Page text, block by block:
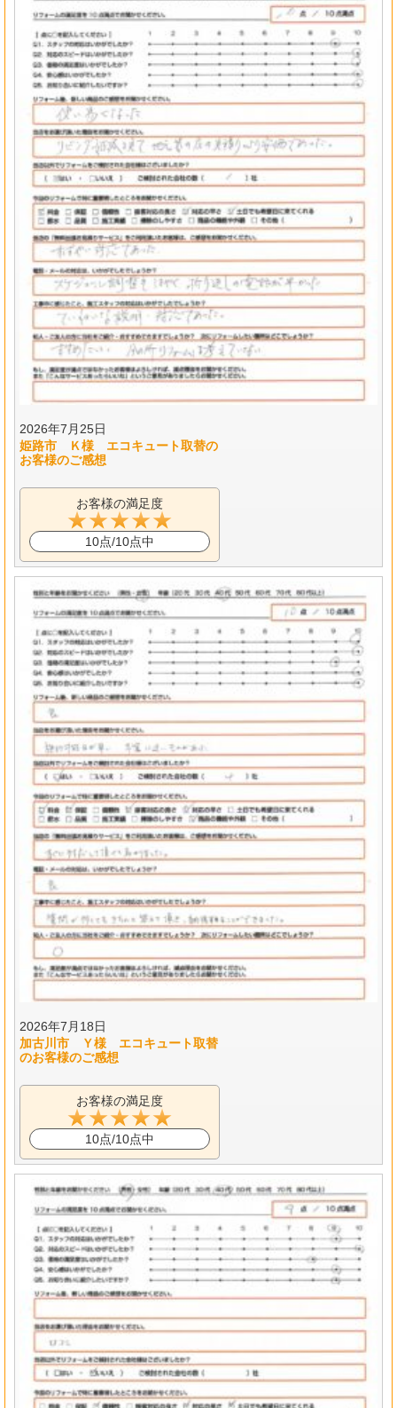
2026年7月25日
姫路市 Ｋ様 エコキュート取替の
お客様のご感想
お客様の満足度
10点/10点中
2026年7月18日
加古川市 Ｙ様 エコキュート取替
のお客様のご感想
お客様の満足度
10点/10点中